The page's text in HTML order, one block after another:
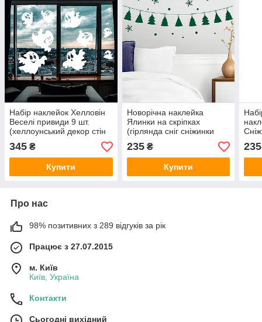
Набір наклейок Хелловін
Веселі привиди 9 шт.
(хеллоунський декор стін
матовий Білий
345 ₴
Купити
Новорічна наклейка
Ялинки на скріпках
(гірлянда сніг сніжинки
80х15 см матова Зелений
235₴
Купити
235
Про нас
98% позитивних з 289 відгуків за рік
Працює з 27.07.2015
м. Київ
Київ, Україна
Контакти
Сьогодні вихідний